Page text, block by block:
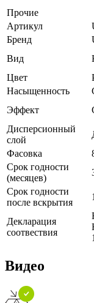
Прочие
Артикул
Бренд
Вид
Цвет
Насыщенность
Эффект
Дисперсионный
слой
Фасовка
Срок годности
(месяцев)
Срок годности
после вскрытия
Декларация
соотвествия
Видео